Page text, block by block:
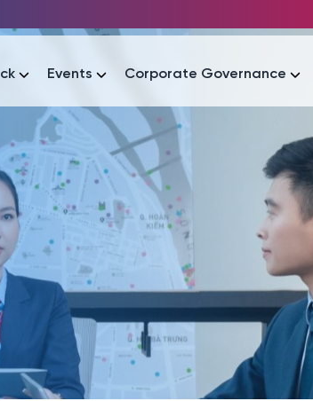
Sự kiện
Events Corporate Governance
Tài liệu